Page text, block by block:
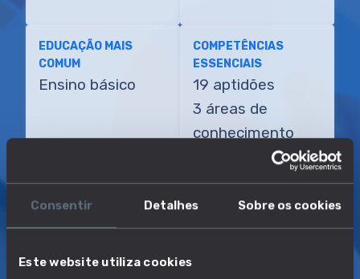
Consentir Detalhes Sobre os cookies
Este website utiliza cookies
EDUCAÇÃO MAIS
COMUM
Ensino básico
COMPETÊNCIAS
ESSENCIAIS
19 aptidões
3 áreas de
conhecimento
Motorista de carro funerário
SOBREEMPREGO E SALÁRIO